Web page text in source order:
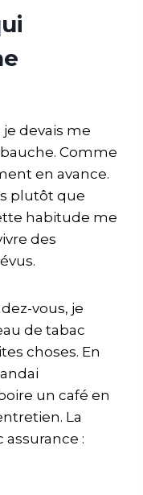
devais me
Comme
en avance.
plutôt que
habitude me
des
vous, je
de tabac
choses. En
un café en
La
: